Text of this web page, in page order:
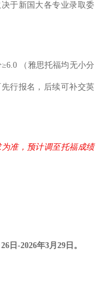
于新国大各专业录取委
（雅思托福均无小分
行报名，后续可补交英
准，预计调至托福成绩
日-2026年3月29日。